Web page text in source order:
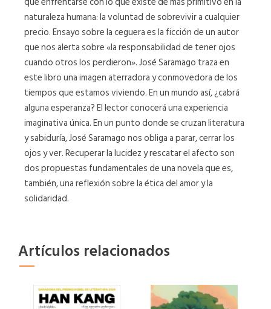
naturaleza humana: la voluntad de sobrevivir a cualquier
precio. Ensayo sobre la ceguera es la ficción de un autor
que nos alerta sobre «la responsabilidad de tener ojos
cuando otros los perdieron». José Saramago traza en
este libro una imagen aterradora y conmovedora de los
tiempos que estamos viviendo. En un mundo así, ¿cabrá
alguna esperanza? El lector conocerá una experiencia
imaginativa única. En un punto donde se cruzan literatura
y sabiduría, José Saramago nos obliga a parar, cerrar los
ojos y ver. Recuperar la lucidez y rescatar el afecto son
dos propuestas fundamentales de una novela que es,
también, una reflexión sobre la ética del amor y la
solidaridad.
Artículos relacionados